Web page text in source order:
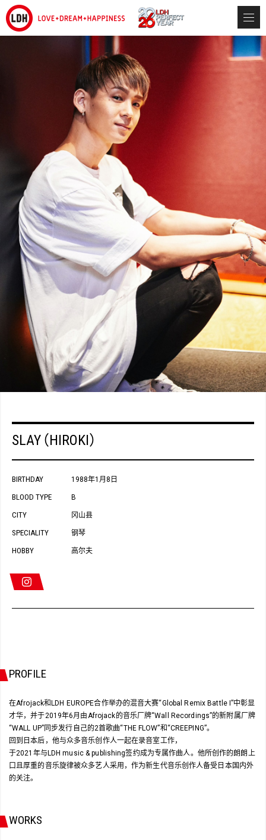
SLAY（HIROKI）
BIRTHDAY 1988年1月8日
BLOOD TYPE B
CITY 冈山县
SPECIALITY 钢琴
HOBBY 高尔夫
PROFILE
在Afrojack和LDH EUROPE合作举办的混音大赛“Global Remix Battle I”中彰显
才华，并于2019年6月由Afrojack的音乐厂牌“Wall Recordings”的新附属厂牌
“WALL UP”同步发行自己的2首歌曲“THE FLOW”和“CREEPING”。
回到日本后，他与众多音乐创作人一起在录音室工作，
于2021年与LDH music & publishing签约成为专属作曲人。他所创作的朗朗上
口且厚重的音乐旋律被众多艺人采用，作为新生代音乐创作人备受日本国内外
的关注。
WORKS